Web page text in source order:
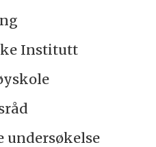
Institutt
undersøkelse